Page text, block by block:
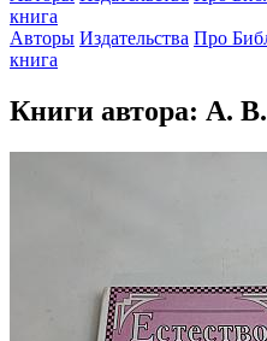
книга
Авторы Издательства Про
книга
Книги автора: А.